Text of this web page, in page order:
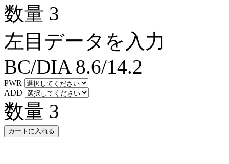
数量 3
左目データを入力
BC/DIA 8.6/14.2
PWR
ADD
数量 3
カートに入れる